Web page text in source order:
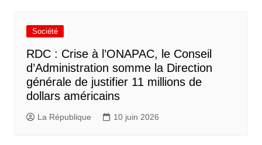
Société
RDC : Crise à l’ONAPAC, le Conseil
d’Administration somme la Direction
générale de justifier 11 millions de
dollars américains
La République 10 juin 2026